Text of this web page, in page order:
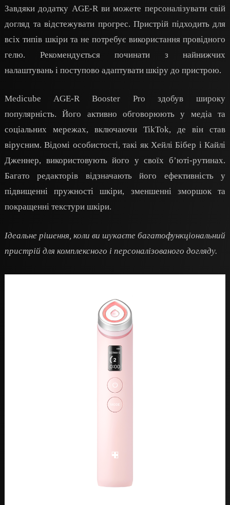
Завдяки додатку AGE-R ви можете персоналізувати свій
догляд та відстежувати прогрес. Пристрій підходить для
всіх типів шкіри та не потребує використання провідного
гелю. Рекомендується починати з найнижчих
налаштувань і поступово адаптувати шкіру до пристрою.
Medicube AGE-R Booster Pro здобув широку
популярність. Його активно обговорюють у медіа та
соціальних мережах, включаючи TikTok, де він став
вірусним. Відомі особистості, такі як Хейлі Бібер і Кайлі
Дженнер, використовують його у своїх б’юті-рутинах.
Багато редакторів відзначають його ефективність у
підвищенні пружності шкіри, зменшенні зморшок та
покращенні текстури шкіри.
Ідеальне рішення, коли ви шукаєте багатофункціональний
пристрій для комплексного і персоналізованого догляду.